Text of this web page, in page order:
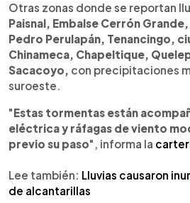
Otras zonas donde se reportan
Paisnal, Embalse Cerrón
Pedro Perulapán, Tenancingo,
Chinameca, Chapeltique,
Sacacoyo, con precipitaciones
suroeste.
"Estas tormentas están
eléctrica y ráfagas de viento
previo su paso", informa la
Lee también: Lluvias causaron
de alcantarillas